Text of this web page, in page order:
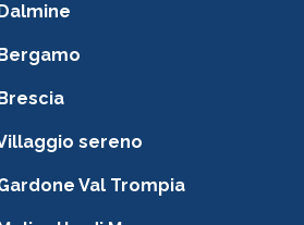
sereno
Val Trompia